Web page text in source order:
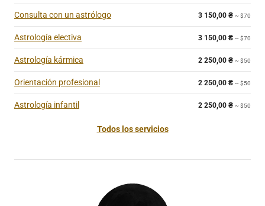
Consulta con un astrólogo 3 150,00 ₴ ~ $70
Astrología electiva 3 150,00 ₴ ~ $70
Astrología kármica 2 250,00 ₴ ~ $50
Orientación profesional 2 250,00 ₴ ~ $50
Astrología infantil 2 250,00 ₴ ~ $50
Todos los servicios